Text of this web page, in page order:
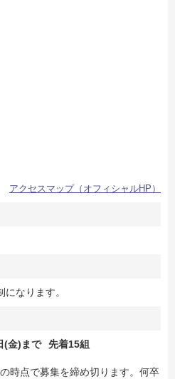
アクセスマップ（オフィシャルHP）
になります。
(金)まで 先着15組
時点で募集を締め切ります。何卒